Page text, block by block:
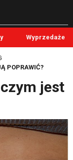
Wyprzedaże
POPRAWIĆ?
jest